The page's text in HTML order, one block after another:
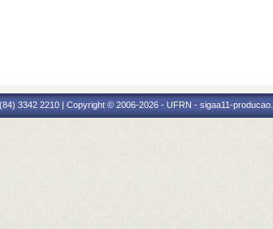
3342 2210 | Copyright © 2006-2026 - UFRN - sigaa11-